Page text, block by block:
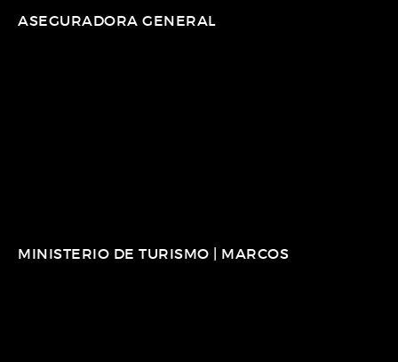
ASEGURADORA GENERAL
MINISTERIO DE TURISMO | MARCOS